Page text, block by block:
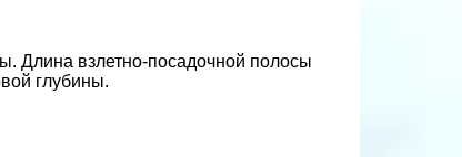
Длина взлетно-посадочной полосы
глубины.